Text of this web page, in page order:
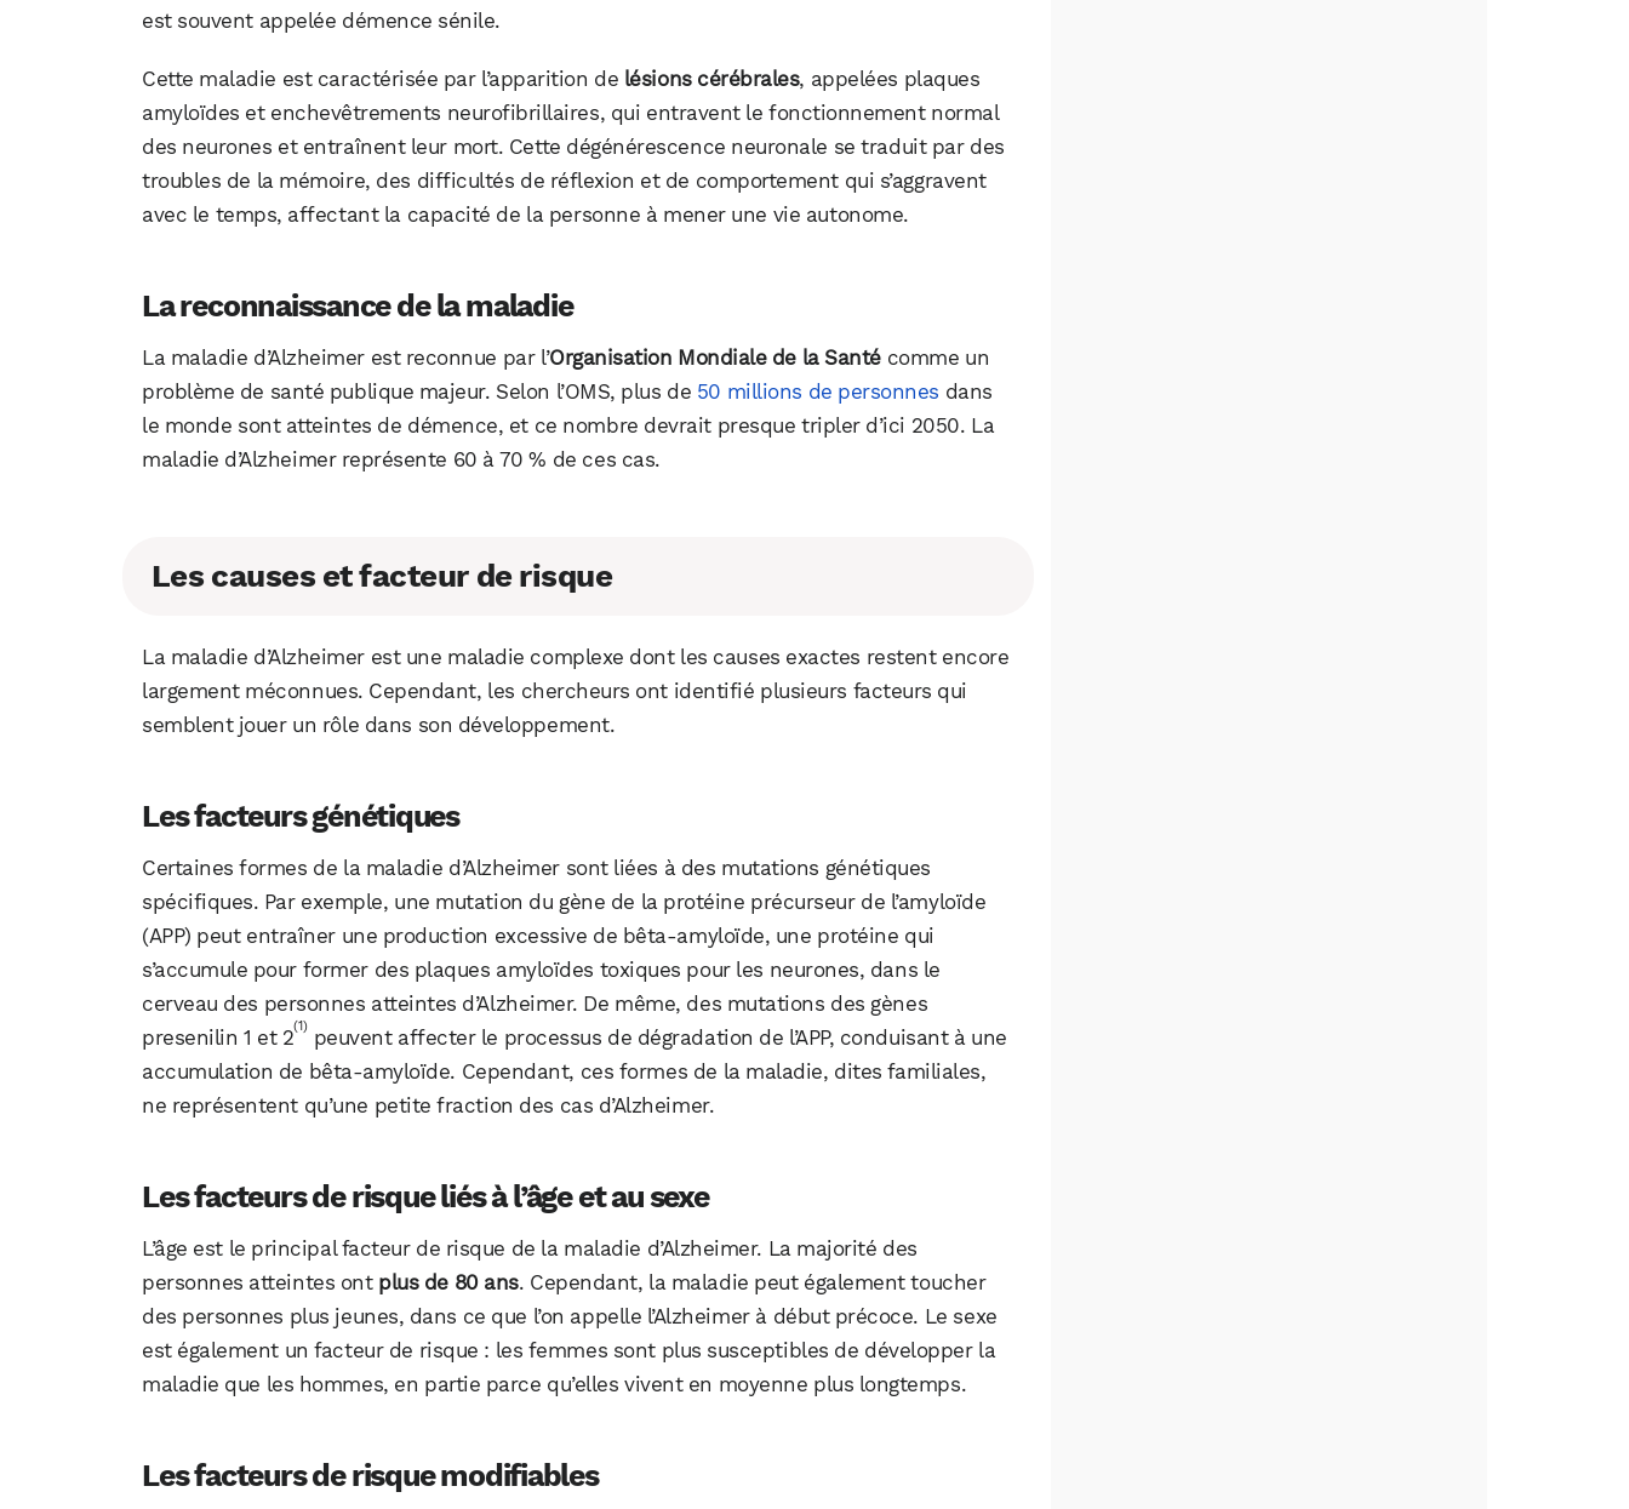
est souvent appelée démence sénile.
Cette maladie est caractérisée par l’apparition de lésions cérébrales, appelées plaques
amyloïdes et enchevêtrements neurofibrillaires, qui entravent le fonctionnement normal
des neurones et entraînent leur mort. Cette dégénérescence neuronale se traduit par des
troubles de la mémoire, des difficultés de réflexion et de comportement qui s’aggravent
avec le temps, affectant la capacité de la personne à mener une vie autonome.
La reconnaissance de la maladie
La maladie d’Alzheimer est reconnue par l’Organisation Mondiale de la Santé comme un
problème de santé publique majeur. Selon l’OMS, plus de 50 millions de personnes dans
le monde sont atteintes de démence, et ce nombre devrait presque tripler d’ici 2050. La
maladie d’Alzheimer représente 60 à 70 % de ces cas.
Les causes et facteur de risque
La maladie d’Alzheimer est une maladie complexe dont les causes exactes restent encore
largement méconnues. Cependant, les chercheurs ont identifié plusieurs facteurs qui
semblent jouer un rôle dans son développement.
Les facteurs génétiques
Certaines formes de la maladie d’Alzheimer sont liées à des mutations génétiques
spécifiques. Par exemple, une mutation du gène de la protéine précurseur de l’amyloïde
(APP) peut entraîner une production excessive de bêta-amyloïde, une protéine qui
s’accumule pour former des plaques amyloïdes toxiques pour les neurones, dans le
cerveau des personnes atteintes d’Alzheimer. De même, des mutations des gènes
presenilin 1 et 2(1) peuvent affecter le processus de dégradation de l’APP, conduisant à une
accumulation de bêta-amyloïde. Cependant, ces formes de la maladie, dites familiales,
ne représentent qu’une petite fraction des cas d’Alzheimer.
Les facteurs de risque liés à l’âge et au sexe
L’âge est le principal facteur de risque de la maladie d’Alzheimer. La majorité des
personnes atteintes ont plus de 80 ans. Cependant, la maladie peut également toucher
des personnes plus jeunes, dans ce que l’on appelle l’Alzheimer à début précoce. Le sexe
est également un facteur de risque : les femmes sont plus susceptibles de développer la
maladie que les hommes, en partie parce qu’elles vivent en moyenne plus longtemps.
Les facteurs de risque modifiables
WhatsApp Telegram Email
Facebook X LinkedIn